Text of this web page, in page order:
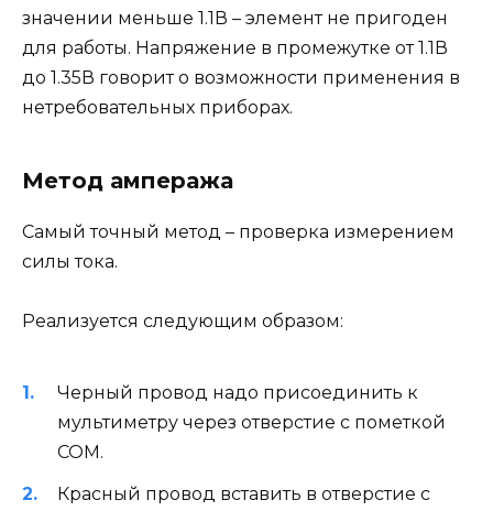
значении меньше 1.1В – элемент не пригоден
для работы. Напряжение в промежутке от 1.1В
до 1.35В говорит о возможности применения в
нетребовательных приборах.
Метод ампеража
Самый точный метод – проверка измерением
силы тока.
Реализуется следующим образом:
Черный провод надо присоединить к
мультиметру через отверстие с пометкой
СОМ.
Красный провод вставить в отверстие с